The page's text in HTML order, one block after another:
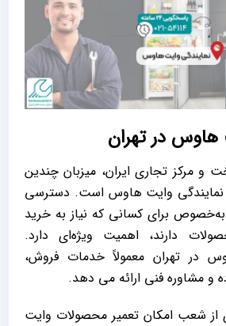
هاوس در تهران
و مرکز تجاری ایران، میزبان چندین
نمایندگی وایت هاوس است. دسترسی
برای کسانی که نیاز به خرید
دارند، اهمیت ویژه‌ای دارد.
در تهران معمولاً خدمات فروش،
و مشاوره فنی ارائه می‌ دهد.
از شعب امکان تعمیر محصولات وایت